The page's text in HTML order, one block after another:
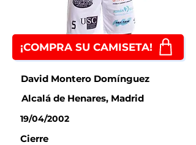
¡COMPRA SU CAMISETA!
David Montero Domínguez
Alcalá de Henares, Madrid
19/04/2002
Cierre